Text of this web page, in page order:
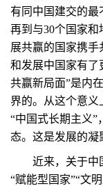
有同中国建交的最
再到与30个国家
展共赢的国家携手
和发展中国家有了
共赢新局面”是内
界的。从这个意义
“中国式长期主义
态。这是发展的凝
近来，关于中国
“赋能型国家”“文